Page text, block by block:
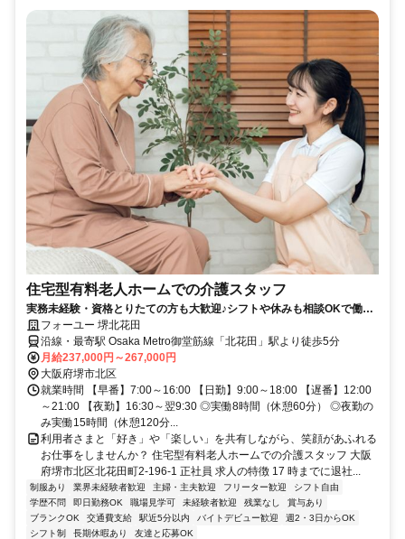
住宅型有料老人ホームでの介護スタッフ
実務未経験・資格とりたての方も大歓迎♪シフトや休みも相談OKで働き
やすさも◎
フォーユー 堺北花田
沿線・最寄駅 Osaka Metro御堂筋線「北花田」駅より徒歩5分
月給237,000円～267,000円
大阪府堺市北区
就業時間 【早番】7:00～16:00 【日勤】9:00～18:00 【遅番】12:00
～21:00 【夜勤】16:30～翌9:30 ◎実働8時間（休憩60分） ◎夜勤の
み実働15時間（休憩120分...
利用者さまと「好き」や「楽しい」を共有しながら、笑顔があふれる
お仕事をしませんか？ 住宅型有料老人ホームでの介護スタッフ 大阪
府堺市北区北花田町2-196-1 正社員 求人の特徴 17 時までに退社...
制服あり 業界未経験者歓迎 主婦・主夫歓迎 フリーター歓迎
シフト自由
学歴不問
即日勤務OK 職場見学可 未経験者歓迎 残業なし
賞与あり
ブランクOK
交通費支給 駅近5分以内 バイトデビュー歓迎
週2・3日からOK
シフト制
長期休暇あり 友達と応募OK